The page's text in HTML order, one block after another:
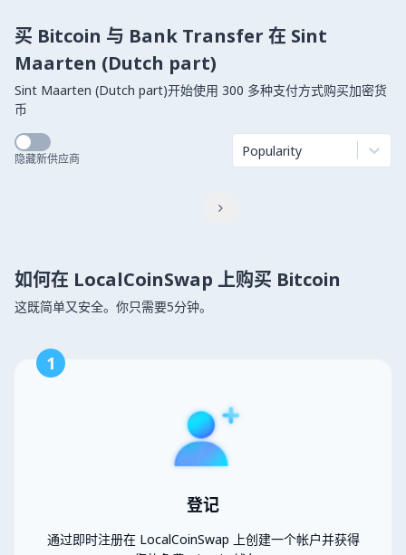
买 Bitcoin 与 Bank Transfer 在 Sint
Maarten (Dutch part)
Sint Maarten (Dutch part)开始使用 300 多种支付方式购买加密货
币
隐藏新供应商 Popularity

如何在 LocalCoinSwap 上购买 Bitcoin
这既简单又安全。你只需要5分钟。
1
登记
通过即时注册在 LocalCoinSwap 上创建一个帐户并获得